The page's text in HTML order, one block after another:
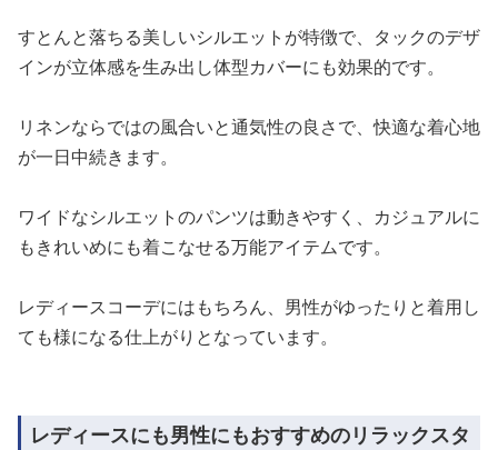
すとんと落ちる美しいシルエットが特徴で、タックのデザ
インが立体感を生み出し体型カバーにも効果的です。
リネンならではの風合いと通気性の良さで、快適な着心地
が一日中続きます。
ワイドなシルエットのパンツは動きやすく、カジュアルに
もきれいめにも着こなせる万能アイテムです。
レディースコーデにはもちろん、男性がゆったりと着用し
ても様になる仕上がりとなっています。
レディースにも男性にもおすすめのリラックスタ